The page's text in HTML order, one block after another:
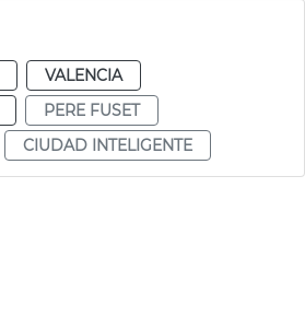
VALENCIA
PERE FUSET
CIUDAD INTELIGENTE